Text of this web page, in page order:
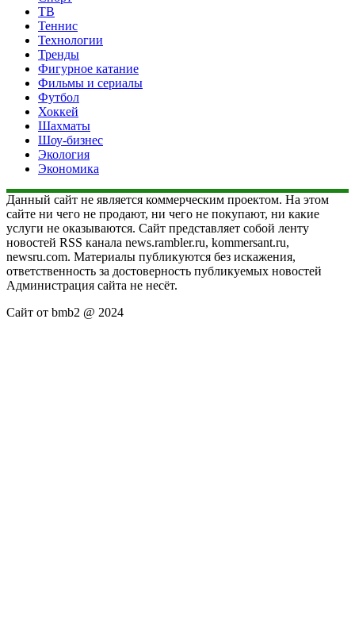
ТВ
Теннис
Технологии
Тренды
Фигурное катание
Фильмы и сериалы
Футбол
Хоккей
Шахматы
Шоу-бизнес
Экология
Экономика
Данный сайт не является коммерческим проектом. На этом
сайте ни чего не продают, ни чего не покупают, ни какие
услуги не оказываются. Сайт представляет собой ленту
новостей RSS канала news.rambler.ru, kommersant.ru,
newsru.com. Материалы публикуются без искажения,
ответственность за достоверность публикуемых новостей
Администрация сайта не несёт.
Сайт от bmb2 @ 2024